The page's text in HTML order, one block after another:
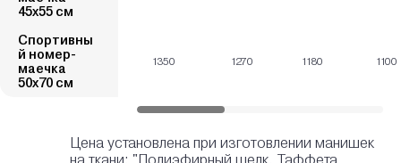
45х55 см
Спортивны
й номер-
маечка
50х70 см
1350 1270 1180 1100
Цена установлена при изготовлении манишек